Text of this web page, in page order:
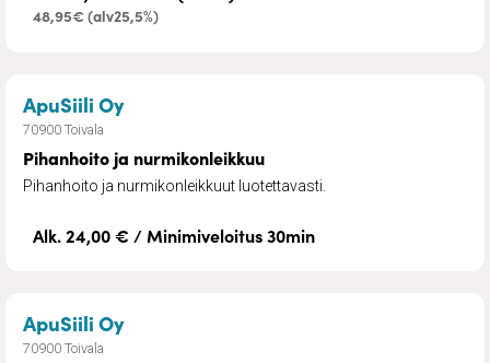
48,95€ (alv25,5%)
ApuSiili Oy– Pihanhoito ja nurmikonleikkuu
70900 Toivala
Pihanhoito ja nurmikonleikkuu
Pihanhoito ja nurmikonleikkuut luotettavasti.
Alk. 24,00 € / Minimiveloitus 30min
ApuSiili Oy– Lumityöt ja hiekoitukset
70900 Toivala